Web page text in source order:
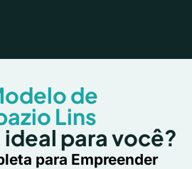
de
Lins
ideal para você?
para Empreender